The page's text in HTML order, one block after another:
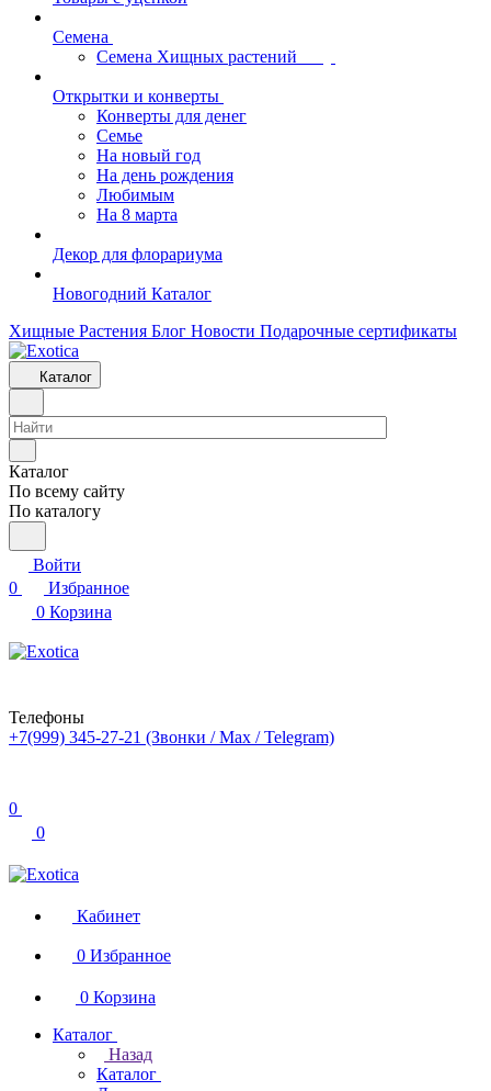
Семена
Семена Хищных растений
Открытки и конверты
Конверты для денег
Семье
На новый год
На день рождения
Любимым
На 8 марта
Декор для флорариума
Новогодний Каталог
Хищные Растения Блог Новости Подарочные сертификаты
Каталог
Каталог
По всему сайту
По каталогу
Войти
0
Избранное
0 Корзина
Телефоны
+7(999) 345-27-21 (Звонки / Max / Telegram)
0
0
Кабинет
0 Избранное
0 Корзина
Каталог
Назад
Каталог